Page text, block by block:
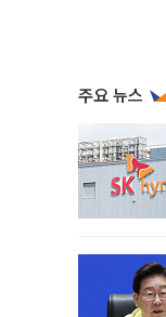
주요 뉴스